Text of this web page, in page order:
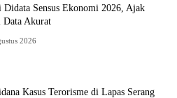
Didata Sensus Ekonomi 2026, Ajak
Data Akurat
2026
Kasus Terorisme di Lapas Serang